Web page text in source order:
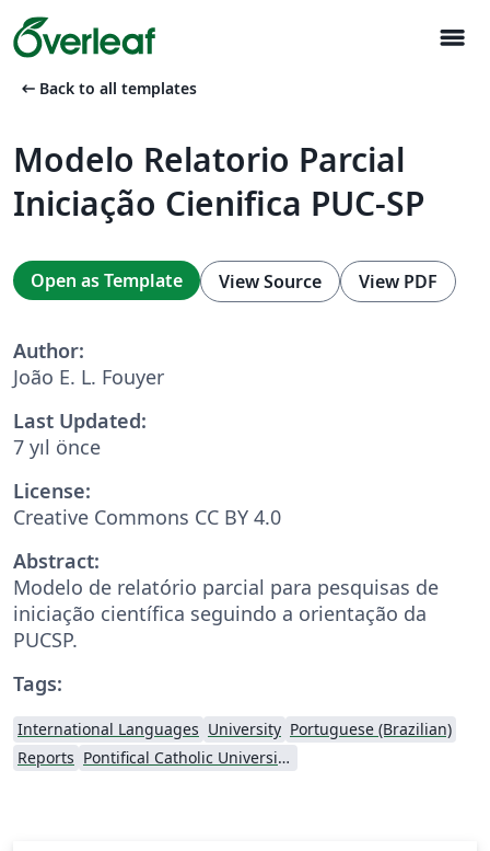
menu
arrow_left_alt Back to all templates
Modelo Relatorio Parcial
Iniciação Cienifica PUC-SP
Open as Template View Source View PDF
Author:
João E. L. Fouyer
Last Updated:
7 yıl önce
License:
Creative Commons CC BY 4.0
Abstract:
Modelo de relatório parcial para pesquisas de
iniciação científica seguindo a orientação da
PUCSP.
Tags:
International Languages University Portuguese (Brazilian)
Reports
Pontifical Catholic University of São Paulo